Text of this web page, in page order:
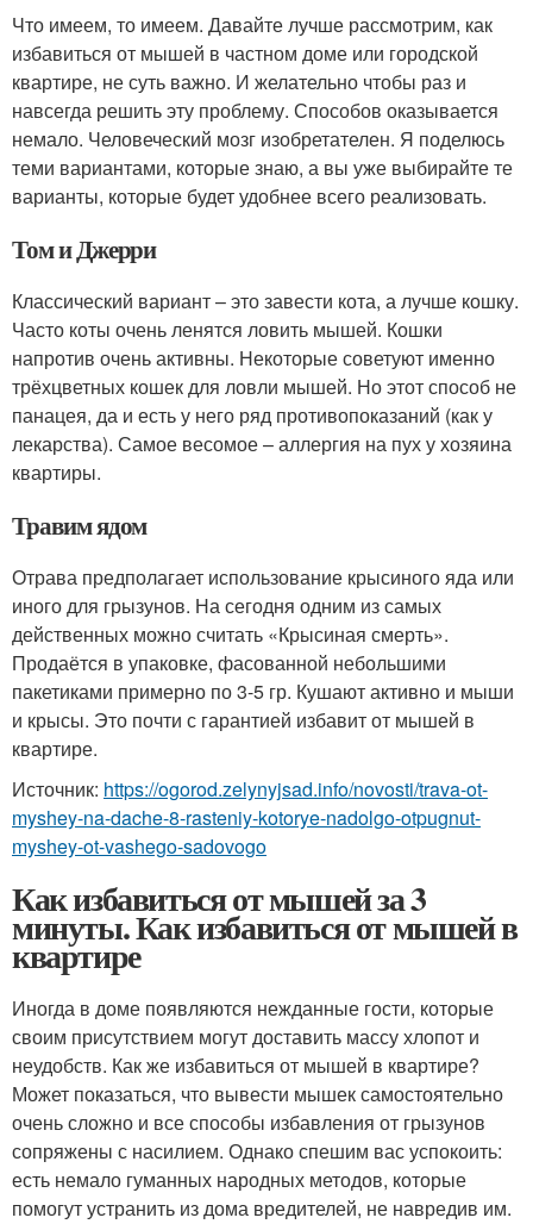
Что имеем, то имеем. Давайте лучше рассмотрим, как
избавиться от мышей в частном доме или городской
квартире, не суть важно. И желательно чтобы раз и
навсегда решить эту проблему. Способов оказывается
немало. Человеческий мозг изобретателен. Я поделюсь
теми вариантами, которые знаю, а вы уже выбирайте те
варианты, которые будет удобнее всего реализовать.
Том и Джерри
Классический вариант – это завести кота, а лучше кошку.
Часто коты очень ленятся ловить мышей. Кошки
напротив очень активны. Некоторые советуют именно
трёхцветных кошек для ловли мышей. Но этот способ не
панацея, да и есть у него ряд противопоказаний (как у
лекарства). Самое весомое – аллергия на пух у хозяина
квартиры.
Травим ядом
Отрава предполагает использование крысиного яда или
иного для грызунов. На сегодня одним из самых
действенных можно считать «Крысиная смерть».
Продаётся в упаковке, фасованной небольшими
пакетиками примерно по 3-5 гр. Кушают активно и мыши
и крысы. Это почти с гарантией избавит от мышей в
квартире.
Источник: https://ogorod.zelynyjsad.info/novosti/trava-ot-
myshey-na-dache-8-rasteniy-kotorye-nadolgo-otpugnut-
myshey-ot-vashego-sadovogo
Как избавиться от мышей за 3
минуты. Как избавиться от мышей в
квартире
Иногда в доме появляются нежданные гости, которые
своим присутствием могут доставить массу хлопот и
неудобств. Как же избавиться от мышей в квартире?
Может показаться, что вывести мышек самостоятельно
очень сложно и все способы избавления от грызунов
сопряжены с насилием. Однако спешим вас успокоить:
есть немало гуманных народных методов, которые
помогут устранить из дома вредителей, не навредив им.